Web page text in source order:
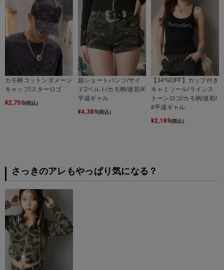
カモ柄コットンダメージ
キャップ/スターロゴ
¥2,750(税込)
超ショートパンツ/サイ
ド2ベルト/カモ柄/迷彩/#
平成ギャル
¥4,389(税込)
【34%OFF】カップ付き
キャミソール/ラインス
トーンロゴ/カモ柄/迷彩/
#平成ギャル
¥2,189(税込)
さっきのアレもやっぱり気になる？